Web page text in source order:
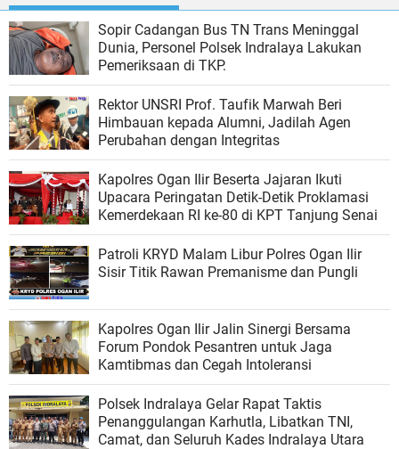
Sopir Cadangan Bus TN Trans Meninggal
Dunia, Personel Polsek Indralaya Lakukan
Pemeriksaan di TKP.
Rektor UNSRI Prof. Taufik Marwah Beri
Himbauan kepada Alumni, Jadilah Agen
Perubahan dengan Integritas
Kapolres Ogan Ilir Beserta Jajaran Ikuti
Upacara Peringatan Detik-Detik Proklamasi
Kemerdekaan RI ke-80 di KPT Tanjung Senai
Patroli KRYD Malam Libur Polres Ogan Ilir
Sisir Titik Rawan Premanisme dan Pungli
Kapolres Ogan Ilir Jalin Sinergi Bersama
Forum Pondok Pesantren untuk Jaga
Kamtibmas dan Cegah Intoleransi
Polsek Indralaya Gelar Rapat Taktis
Penanggulangan Karhutla, Libatkan TNI,
Camat, dan Seluruh Kades Indralaya Utara